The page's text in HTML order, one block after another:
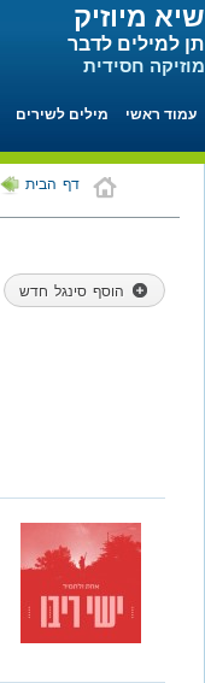
שיא מיוזיק
תן למילים לדבר
מוזיקה חסידית
עמוד ראשי מילים לשירים
דף הבית
הוסף סינגל חדש